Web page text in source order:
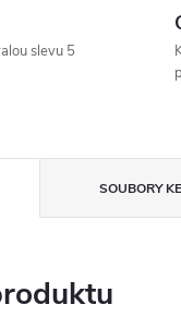
slevu 5
SOUBORY